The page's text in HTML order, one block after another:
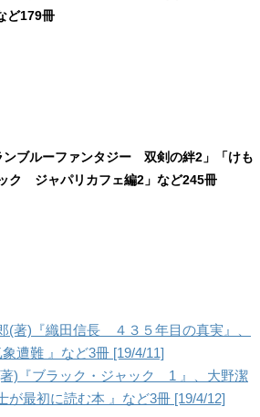
ど179冊
ブルーファンタジー 双剣の絆2」「けも
ク ジャパリカフェ編2」など245冊
(著)『織田信長 ４３５年目の真実』、
遭難 』など3冊 [19/4/11]
著)『ブラック・ジャック 1 』、大野潔
最初に読む本 』など3冊 [19/4/12]